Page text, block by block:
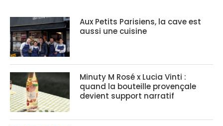
Aux Petits Parisiens, la cave est
aussi une cuisine
Minuty M Rosé x Lucia Vinti :
quand la bouteille provençale
devient support narratif